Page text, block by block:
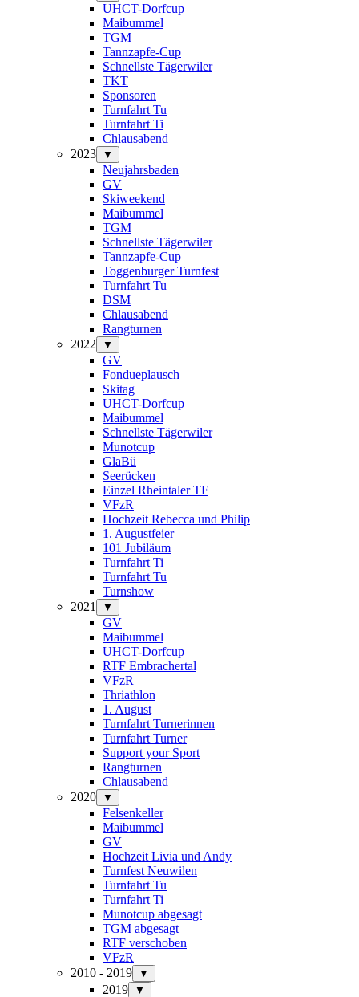
UHCT-Dorfcup
Maibummel
TGM
Tannzapfe-Cup
Schnellste Tägerwiler
TKT
Sponsoren
Turnfahrt Tu
Turnfahrt Ti
Chlausabend
2023
▼
Neujahrsbaden
GV
Skiweekend
Maibummel
TGM
Schnellste Tägerwiler
Tannzapfe-Cup
Toggenburger Turnfest
Turnfahrt Tu
DSM
Chlausabend
Rangturnen
2022
▼
GV
Fondueplausch
Skitag
UHCT-Dorfcup
Maibummel
Schnellste Tägerwiler
Munotcup
GlaBü
Seerücken
Einzel Rheintaler TF
VFzR
Hochzeit Rebecca und Philip
1. Augustfeier
101 Jubiläum
Turnfahrt Ti
Turnfahrt Tu
Turnshow
2021
▼
GV
Maibummel
UHCT-Dorfcup
RTF Embrachertal
VFzR
Thriathlon
1. August
Turnfahrt Turnerinnen
Turnfahrt Turner
Support your Sport
Rangturnen
Chlausabend
2020
▼
Felsenkeller
Maibummel
GV
Hochzeit Livia und Andy
Turnfest Neuwilen
Turnfahrt Tu
Turnfahrt Ti
Munotcup abgesagt
TGM abgesagt
RTF verschoben
VFzR
2010 - 2019
▼
2019 ▼